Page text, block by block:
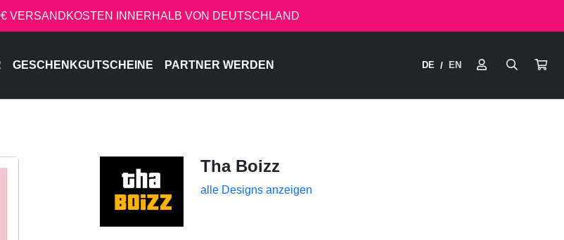
VERSANDKOSTEN INNERHALB VON DEUTSCHLAND
GESCHENKGUTSCHEINE PARTNER WERDEN DE / EN
Tha Boizz
alle Designs anzeigen